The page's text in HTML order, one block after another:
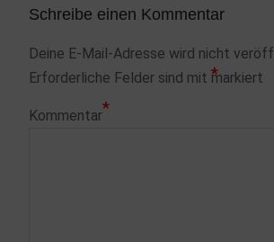
Schreibe einen Kommentar
Deine E-Mail-Adresse wird nicht
Erforderliche Felder sind mit *
markiert
Kommentar*